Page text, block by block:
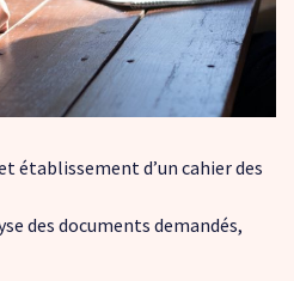
établissement d’un cahier des
des documents demandés,